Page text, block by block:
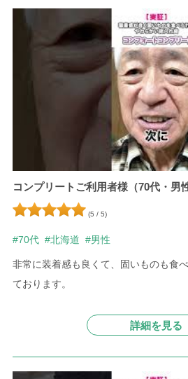
コンプリートご利用者様（70代・男性
(5 / 5)
#70代 #北海道 #男性
非常に装着感も良くて、固いものも食
ております。
詳細を見る